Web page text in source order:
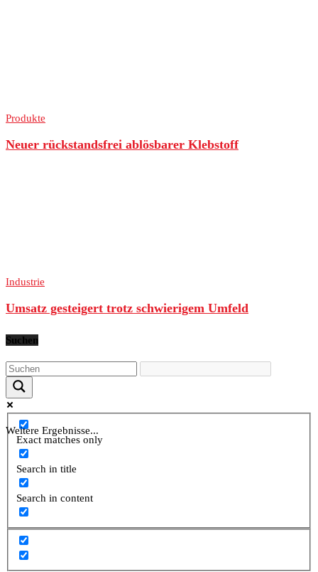
Produkte
Neuer rückstandsfrei ablösbarer Klebstoff
Industrie
Umsatz gesteigert trotz schwierigem Umfeld
Suchen
Weitere Ergebnisse...
Exact matches only
Search in title
Search in content